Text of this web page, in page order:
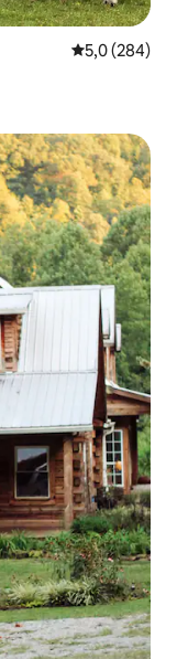
Середня
5,0 (284)